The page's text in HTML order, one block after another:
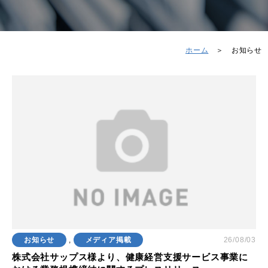
ホーム ＞ お知らせ
お知らせ , メディア掲載 26/08/03
株式会社サップス様より、健康経営支援サービス事業に